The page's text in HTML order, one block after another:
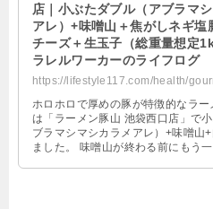
店｜小ぶたダブル（アブラマ
アレ）+味噌山＋焦がしネギ塩
チーズ＋生玉子（総重量想定
ラレルワーカーのライフログ
ホロホロで厚めの豚が特徴的なラー
は「ラーメン豚山 池袋西口店」で
ブラマシマシカラメアレ）+味噌山
ました。 味噌山が終わる前にもう一